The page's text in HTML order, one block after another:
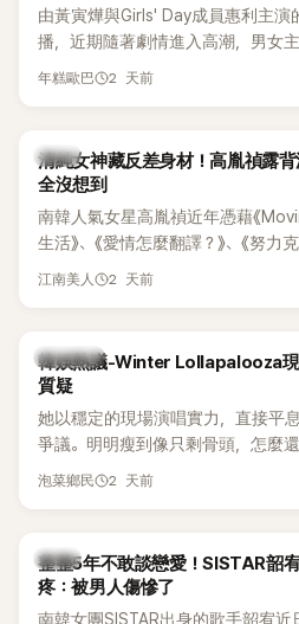
由黃寅燁與Girls' Day成員惠利主演
播，近期隨著劇情進入高潮，男女
新播出的第8集不僅上演火辣吻戲，
年糕歐巴 2 天前
韓星
清純女神藏反差身材！高胤禎露背
全沒想到
南韓人氣女星高胤禎近年憑藉《
生活》、《愛情怎麼翻譯？》、《努力
作品，躍升為韓劇新一代女神代表
細身材下的超狂背肌與肩膀線條，
傻直呼：「原來她身材這麼猛！」
江南美人 2 天前
熱議討論
韓娛熱議-Winter Lollapalooza現
質疑
她以穩定的現場演唱實力，直接平息
爭議。明明瘦到像只剩骨頭，怎麼
和音量？
泡菜鄉民 2 天前
韓星
整整5年不敢談戀愛！SISTAR韶
疼：被男人傷慘了
南韓女團SISTAR出身的歌手韶宥近